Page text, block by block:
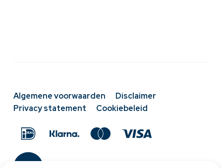
Algemene voorwaarden
Disclaimer
Privacy statement
Cookiebeleid